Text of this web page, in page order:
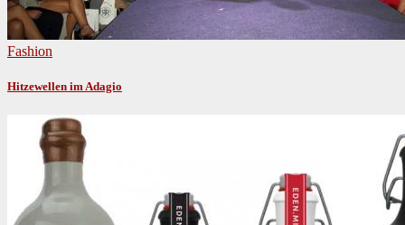
Fashion
Hitzewellen im Adagio